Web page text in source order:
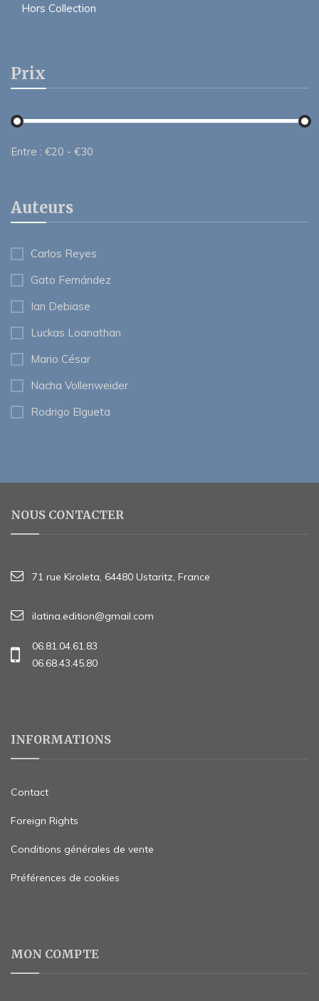
Hors Collection
Prix
Entre : €20 - €30
Auteurs
Carlos Reyes
Gato Fernández
Ian Debiase
Luckas Loanathan
Mario César
Nacha Vollenweider
Rodrigo Elgueta
NOUS CONTACTER
71 rue Kiroleta, 64480 Ustaritz, France
ilatina.edition@gmail.com
06.81.04.61.83
06.68.43.45.80
INFORMATIONS
Contact
Foreign Rights
Conditions générales de vente
Préférences de cookies
MON COMPTE